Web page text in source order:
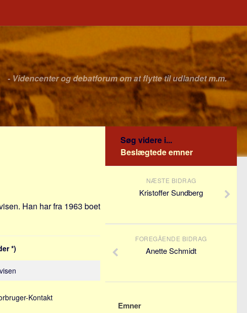
- Videncenter og debatforum om at flytte til udlandet m.m.
Han har fra 1963 boet
*)
Kontakt
Søg videre i...
Beslægtede emner
NÆSTE BIDRAG
Kristoffer Sundberg
FOREGÅENDE BIDRAG
Anette Schmidt
Emner